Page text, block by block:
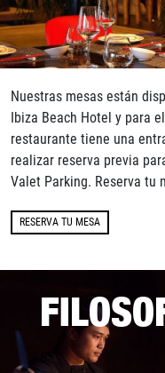
Nuestras mesas están
Ibiza Beach Hotel y para
restaurante tiene una
realizar reserva previa
Valet Parking. Reserva tu
RESERVA TU MESA